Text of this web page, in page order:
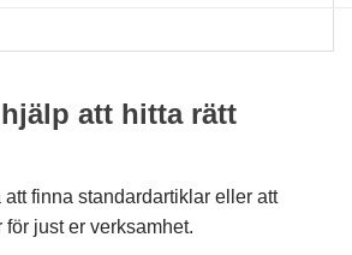
att hitta rätt
finna standardartiklar eller att
just er verksamhet.